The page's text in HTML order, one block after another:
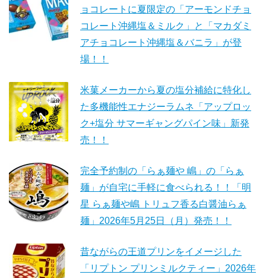
ョコレートに夏限定の「アーモンドチョ
コレート沖縄塩＆ミルク」と「マカダミ
アチョコレート沖縄塩＆バニラ」が登
場！！
米菓メーカーから夏の塩分補給に特化し
た多機能性エナジーラムネ「アップロッ
ク+塩分 サマーギャングパイン味」新発
売！！
完全予約制の「らぁ麺や 嶋」の「らぁ
麺」が自宅に手軽に食べられる！！「明
星 らぁ麺や嶋 トリュフ香る白醤油らぁ
麺」2026年5月25日（月）発売！！
昔ながらの王道プリンをイメージした
「リプトン プリンミルクティー」2026年